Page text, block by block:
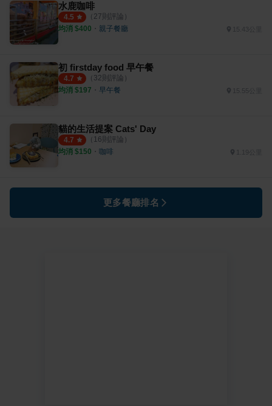
水鹿咖啡
4.5 （ 27則評論）
均消 $400 ・ 親子餐廳 15.43公里
初 firstday food 早午餐
4.7 （ 32則評論）
均消 $197 ・ 早午餐 15.55公里
貓的生活提案 Cats' Day
4.7 （ 16則評論）
均消 $150 ・ 咖啡
更多餐廳排名